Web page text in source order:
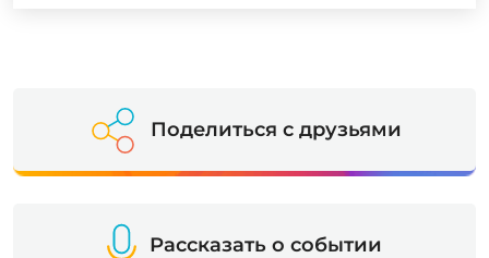
Поделиться с друзьями
Рассказать о событии